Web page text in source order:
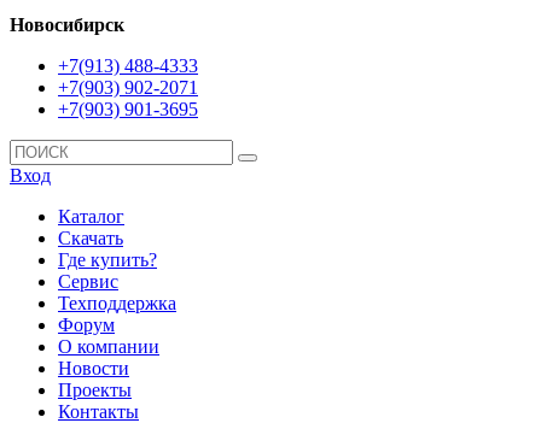
Новосибирск
+7(913) 488-4333
+7(903) 902-2071
+7(903) 901-3695
Вход
Каталог
Скачать
Где купить?
Сервис
Техподдержка
Форум
О компании
Новости
Проекты
Контакты